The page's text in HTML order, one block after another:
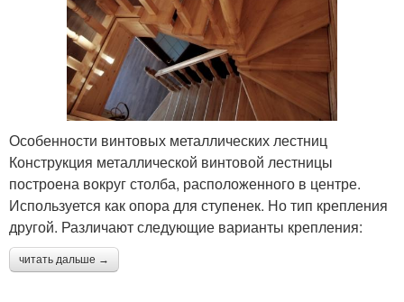
Особенности винтовых металлических лестниц
Конструкция металлической винтовой лестницы
построена вокруг столба, расположенного в центре.
Используется как опора для ступенек. Но тип крепления
другой. Различают следующие варианты крепления:
читать дальше →